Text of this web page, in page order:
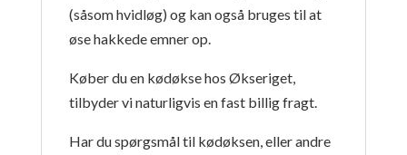
(såsom hvidløg) og kan også bruges til at
øse hakkede emner op.
Køber du en kødøkse hos Økseriget,
tilbyder vi naturligvis en fast billig fragt.
Har du spørgsmål til kødøksen, eller andre